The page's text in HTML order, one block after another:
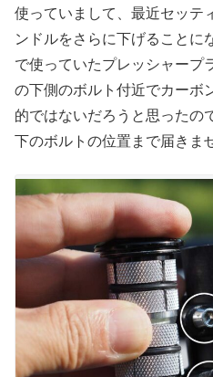
使っていまして、最近セッテ
ンドルをさらに下げることに
で使っていたプレッシャープ
の下側のボルト付近でカーボ
的ではないだろうと思ったの
下のボルトの位置まで届きま